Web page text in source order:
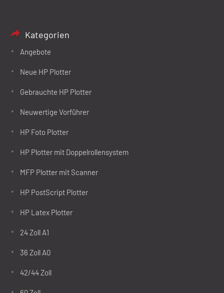
Kategorien
Angebote
Neue HP Plotter
Gebrauchte HP Plotter
Neuwertige Vorführer
HP Foto Plotter
HP Plotter mit Doppelrollensystem
MFP Plotter mit Scanner
HP PostScript Plotter
HP Latex Plotter
24 Zoll A1
36 Zoll A0
42/44 Zoll